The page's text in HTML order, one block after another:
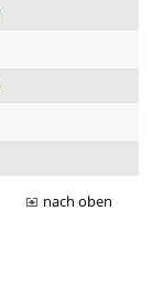
nach oben